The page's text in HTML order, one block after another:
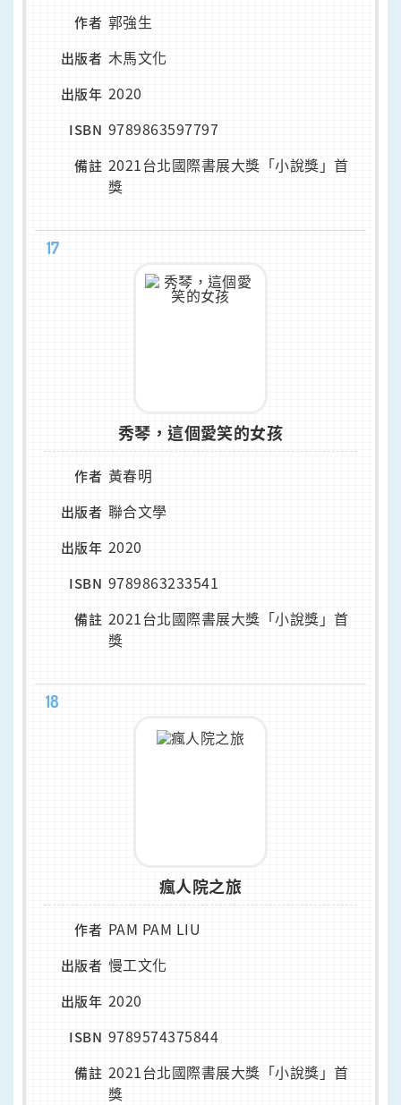
作者 郭強生
出版者 木馬文化
出版年 2020
ISBN 9789863597797
備註 2021台北國際書展大獎「小說獎」首
獎
17
秀琴，這個愛笑的女孩
作者 黃春明
出版者 聯合文學
出版年 2020
ISBN 9789863233541
備註 2021台北國際書展大獎「小說獎」首
獎
18
瘋人院之旅
作者 PAM PAM LIU
出版者 慢工文化
出版年 2020
ISBN 9789574375844
備註 2021台北國際書展大獎「小說獎」首
獎